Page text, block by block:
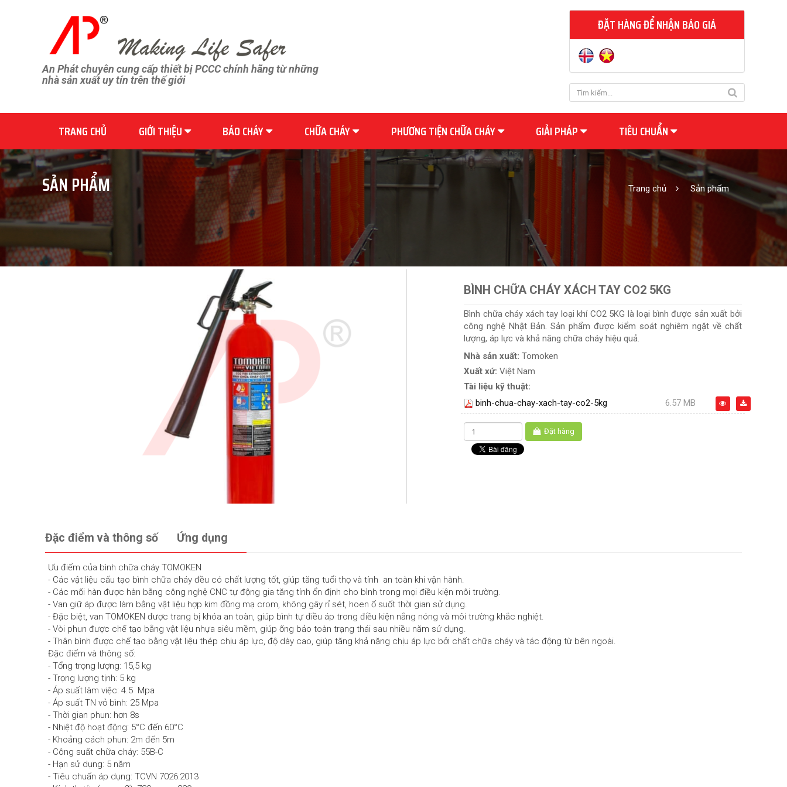
An Phát chuyên cung cấp thiết bị PCCC chính hãng từ những
nhà sản xuất uy tín trên thế giới
ĐẶT HÀNG ĐỂ NHẬN BÁO GIÁ
TRANG CHỦ GIỚI THIỆU BÁO CHÁY CHỮA CHÁY PHƯƠNG TIỆN CHỮA CHÁY GIẢI PHÁP TIÊU CHUẨN
SẢN PHẨM Trang chủ Sản phẩm
BÌNH CHỮA CHÁY XÁCH TAY CO2 5KG
Bình chữa cháy xách tay loại khí CO2 5KG là loại bình được sản xuất bởi
công nghệ Nhật Bản. Sản phẩm được kiểm soát nghiêm ngặt về chất
lượng, áp lực và khả năng chữa cháy hiệu quả.
Nhà sản xuất: Tomoken
Xuất xứ: Việt Nam
Tài liệu kỹ thuật:
binh-chua-chay-xach-tay-co2-5kg
6.57 MB
Đặt hàng
Đặc điểm và thông số Ứng dụng
Ưu điểm của bình chữa cháy TOMOKEN
- Các vật liệu cấu tạo bình chữa cháy đều có chất lượng tốt, giúp tăng tuổi thọ và tính an toàn khi vận hành.
- Các mối hàn được hàn bằng công nghệ CNC tự động gia tăng tính ổn định cho bình trong mọi điều kiện môi trường.
- Van giữ áp được làm bằng vật liệu hợp kim đồng mạ crom, không gây rỉ sét, hoen ố suốt thời gian sử dụng.
- Đặc biệt, van TOMOKEN được trang bị khóa an toàn, giúp bình tự điều áp trong điều kiện nắng nóng và môi trường khắc nghiệt.
- Vòi phun được chế tạo bằng vật liệu nhựa siêu mềm, giúp ống bảo toàn trạng thái sau nhiều năm sử dụng.
- Thân bình được chế tạo bằng vật liệu thép chịu áp lực, độ dày cao, giúp tăng khả năng chịu áp lực bởi chất chữa cháy và tác động từ bên ngoài.
Đặc điểm và thông số:
- Tổng trọng lượng: 15,5 kg
- Trọng lượng tịnh: 5 kg
- Áp suất làm việc: 4.5 Mpa
- Áp suất TN vỏ bình: 25 Mpa
- Thời gian phun: hơn 8s
- Nhiệt độ hoạt động: 5°C đến 60°C
- Khoảng cách phun: 2m đến 5m
- Công suất chữa cháy: 55B-C
- Hạn sử dụng: 5 năm
- Tiêu chuẩn áp dụng: TCVN 7026:2013